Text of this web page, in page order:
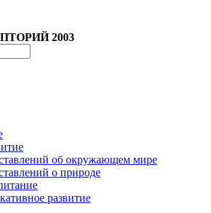
2003
об окружающем мире
о природе
развитие